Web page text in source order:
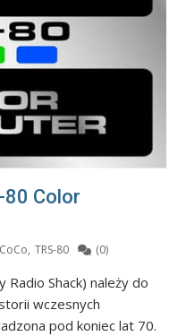
80 Color
CoCo, TRS-80 (0)
Shack) należy do
wczesnych
pod koniec lat 70.